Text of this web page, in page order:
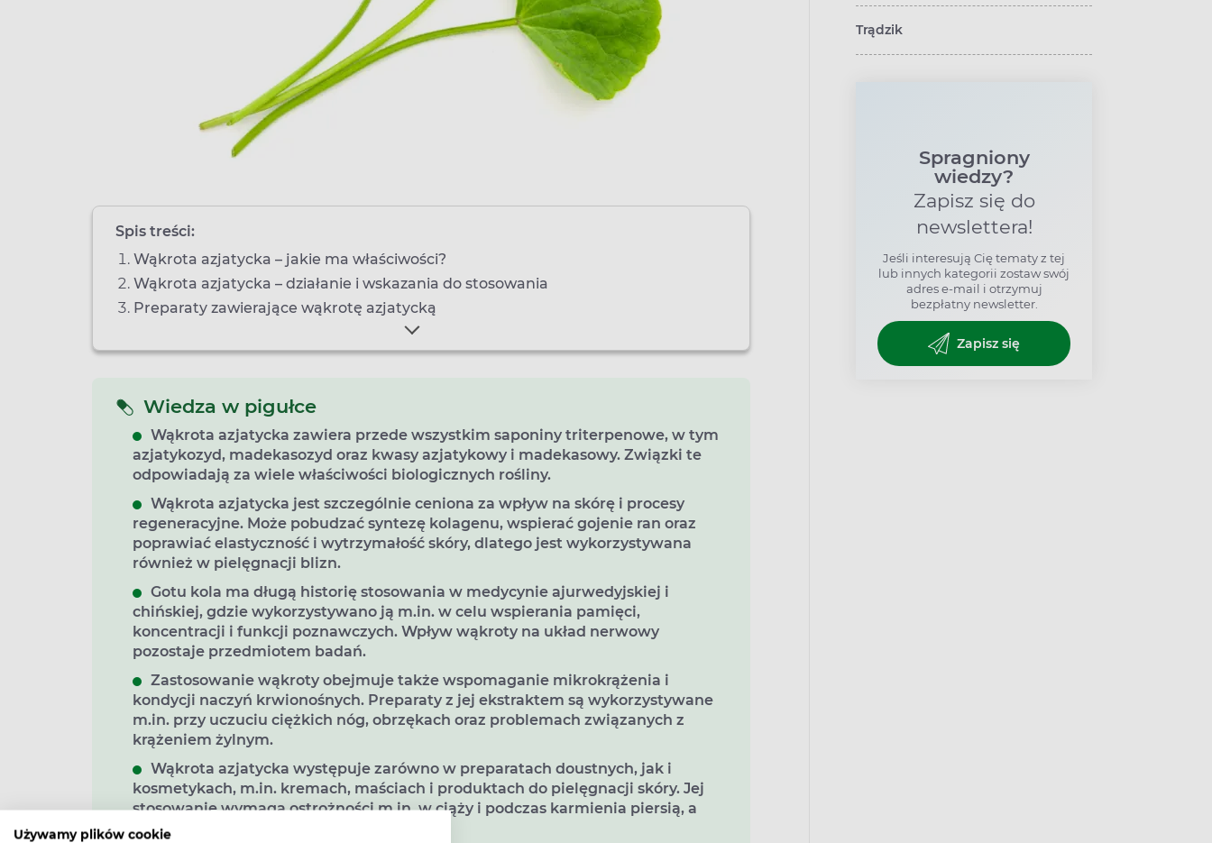
Używamy plików cookie
Spis treści:
Wąkrota azjatycka – jakie ma właściwości?
Wąkrota azjatycka – działanie i wskazania do stosowania
Preparaty zawierające wąkrotę azjatycką
Wiedza w pigułce
Wąkrota azjatycka zawiera przede wszystkim saponiny triterpenowe, w tym
azjatykozyd, madekasozyd oraz kwasy azjatykowy i madekasowy. Związki te
odpowiadają za wiele właściwości biologicznych rośliny.
Wąkrota azjatycka jest szczególnie ceniona za wpływ na skórę i procesy
regeneracyjne. Może pobudzać syntezę kolagenu, wspierać gojenie ran oraz
poprawiać elastyczność i wytrzymałość skóry, dlatego jest wykorzystywana
również w pielęgnacji blizn.
Gotu kola ma długą historię stosowania w medycynie ajurwedyjskiej i
chińskiej, gdzie wykorzystywano ją m.in. w celu wspierania pamięci,
koncentracji i funkcji poznawczych. Wpływ wąkroty na układ nerwowy
pozostaje przedmiotem badań.
Zastosowanie wąkroty obejmuje także wspomaganie mikrokrążenia i
kondycji naczyń krwionośnych. Preparaty z jej ekstraktem są wykorzystywane
m.in. przy uczuciu ciężkich nóg, obrzękach oraz problemach związanych z
krążeniem żylnym.
Wąkrota azjatycka występuje zarówno w preparatach doustnych, jak i
kosmetykach, m.in. kremach, maściach i produktach do pielęgnacji skóry. Jej
stosowanie wymaga ostrożności m.in. w ciąży i podczas karmienia piersią, a
także u osób z chorobami wątroby.
Trądzik
Spragniony
wiedzy?
Zapisz się do
newslettera!
Jeśli interesują Cię tematy z tej
lub innych kategorii zostaw swój
adres e-mail i otrzymuj
bezpłatny newsletter.
Zapisz się